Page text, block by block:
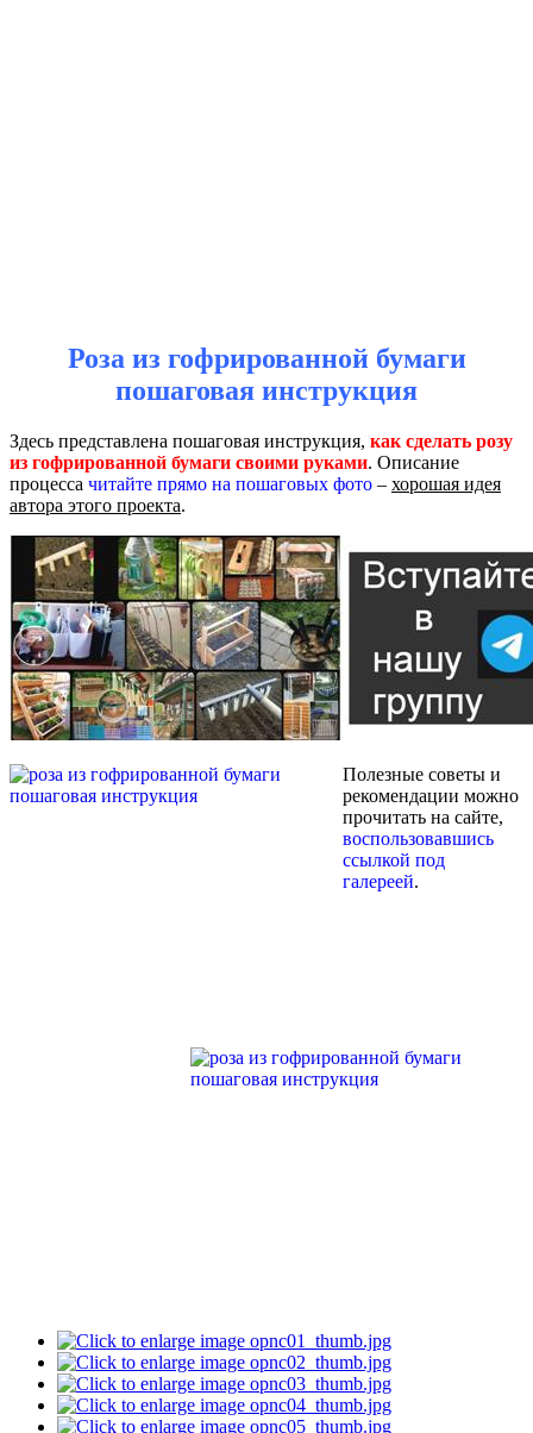
Роза из гофрированной бумаги
пошаговая инструкция
Здесь представлена пошаговая инструкция, как сделать розу
из гофрированной бумаги своими руками. Описание
процесса читайте прямо на пошаговых фото – хорошая идея
автора этого проекта.
Полезные советы и
рекомендации можно
прочитать на сайте,
воспользовавшись
ссылкой под
галереей.